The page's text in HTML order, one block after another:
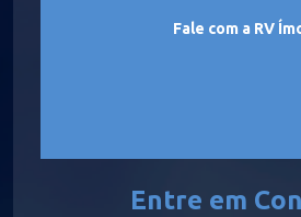
Fale com a RV
Entre em